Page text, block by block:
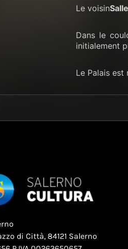
Le voisin
Dans le
initialement
Le Palais
di Città, 84121 Salerno